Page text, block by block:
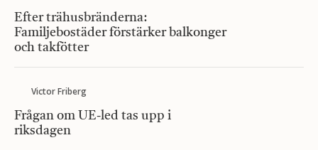
Efter trähusbränderna:
Familjebostäder förstärker balkonger
och takfötter
Victor Friberg
Frågan om UE-led tas upp i
riksdagen